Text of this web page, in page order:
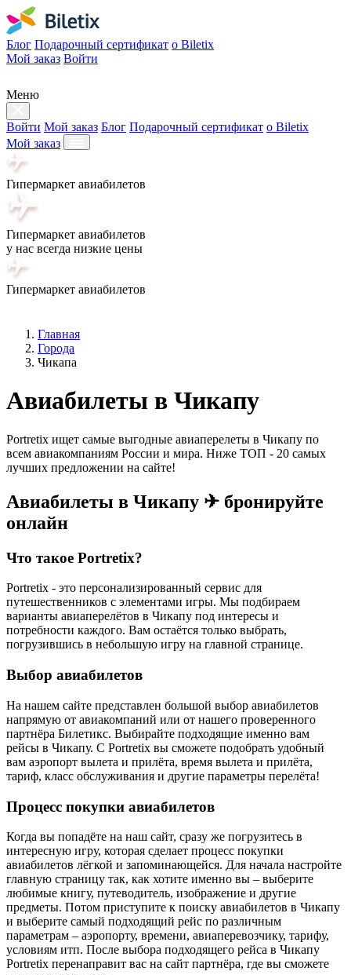
Блог Подарочный сертификат о Biletix
Мой заказ Войти
Меню
Войти Мой заказ Блог Подарочный сертификат о Biletix
Мой заказ
Гипермаркет авиабилетов
Гипермаркет авиабилетов
у нас всегда низкие цены
Гипермаркет авиабилетов
Главная
Города
Чикапа
Авиабилеты в Чикапу
Portretix ищет самые выгодные авиаперелеты в Чикапу по
всем авиакомпаниям России и мира. Ниже ТОП - 20 самых
лучших предложении на сайте!
Авиабилеты в Чикапу ✈ бронируйте
онлайн
Что такое Portretix?
Portretix - это персонализированный сервис для
путешественников с элементами игры. Мы подбираем
варианты авиаперелётов в Чикапу под интересы и
потребности каждого. Вам остаётся только выбрать,
погрузившись в небольшую игру на главной странице.
Выбор авиабилетов
На нашем сайте представлен большой выбор авиабилетов
напрямую от авиакомпаний или от нашего проверенного
партнёра Билетикс. Выбирайте подходящие именно вам
рейсы в Чикапу. С Portretix вы сможете подобрать удобный
вам аэропорт вылета и прилёта, время вылета и прилёта,
тариф, класс обслуживания и другие параметры перелёта!
Процесс покупки авиабилетов
Когда вы попадёте на наш сайт, сразу же погрузитесь в
интересную игру, которая сделает процесс покупки
авиабилетов лёгкой и запоминающейся. Для начала настройте
главную страницу так, как хотите именно вы – выберите
любимые книгу, путеводитель, изображение и другие
предметы. Потом приступите к поиску авиабилетов в Чикапу
и выберите самый подходящий рейс по различным
параметрам – аэропорту, времени, авиаперевозчику, тарифу,
условиям итп. После выбора подходящего рейса в Чикапу
Portretix перенаправит вас на сайт партнёра, где вы сможете